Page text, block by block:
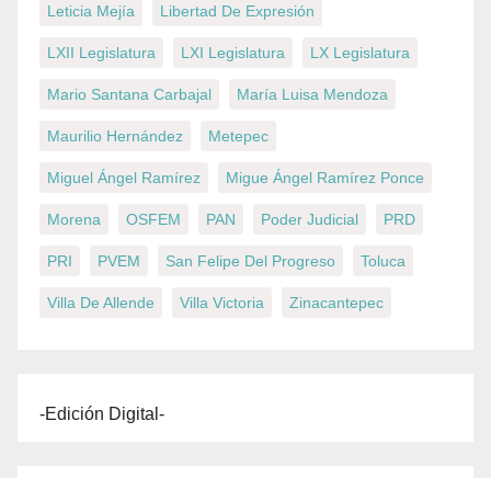
Leticia Mejía Libertad De Expresión
LXII Legislatura LXI Legislatura LX Legislatura
Mario Santana Carbajal María Luisa Mendoza
Maurilio Hernández Metepec
Miguel Ángel Ramírez Migue Ángel Ramírez Ponce
Morena OSFEM PAN Poder Judicial PRD
PRI PVEM San Felipe Del Progreso Toluca
Villa De Allende Villa Victoria Zinacantepec
-Edición Digital-